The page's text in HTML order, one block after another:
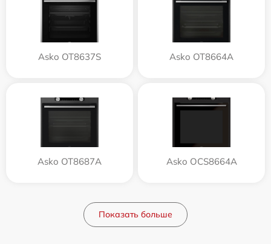
Asko OT8637S Asko OT8664A
Asko OT8687A Asko OCS8664A
Показать больше